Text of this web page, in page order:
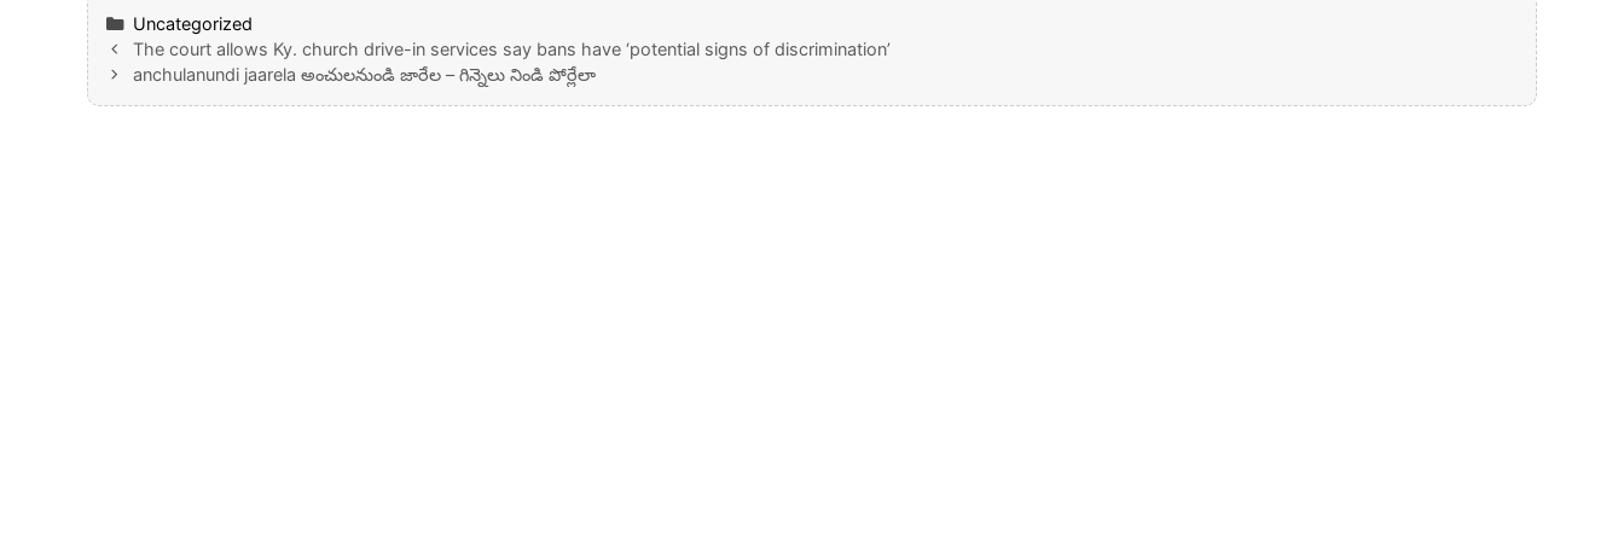
Categories
Uncategorized
The court allows Ky. church drive-in services say bans have ‘potential signs of discrimination’
anchulanundi jaarela అంచులనుండి జారేల – గిన్నెలు నిండి పోర్లేలా